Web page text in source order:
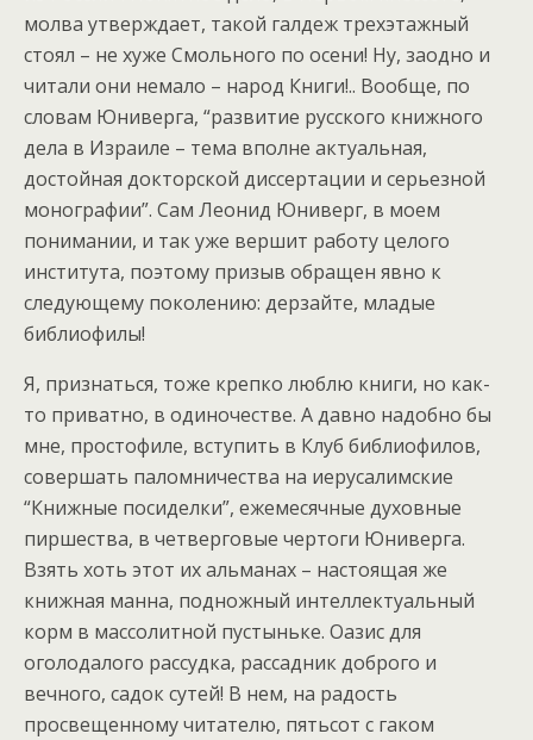
молва утверждает, такой галдеж трехэтажный
стоял – не хуже Смольного по осени! Ну, заодно и
читали они немало – народ Книги!.. Вообще, по
словам Юниверга, “развитие русского книжного
дела в Израиле – тема вполне актуальная,
достойная докторской диссертации и серьезной
монографии”. Сам Леонид Юниверг, в моем
понимании, и так уже вершит работу целого
института, поэтому призыв обращен явно к
следующему поколению: дерзайте, младые
библиофилы!
Я, признаться, тоже крепко люблю книги, но как-
то приватно, в одиночестве. А давно надобно бы
мне, простофиле, вступить в Клуб библиофилов,
совершать паломничества на иерусалимские
“Книжные посиделки”, ежемесячные духовные
пиршества, в четверговые чертоги Юниверга.
Взять хоть этот их альманах – настоящая же
книжная манна, подножный интеллектуальный
корм в массолитной пустыньке. Оазис для
оголодалого рассудка, рассадник доброго и
вечного, садок сутей! В нем, на радость
просвещенному читателю, пятьсот с гаком